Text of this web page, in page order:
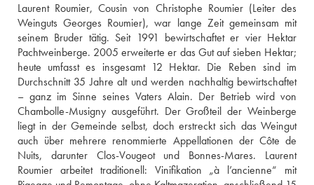
Laurent Roumier, Cousin von Christophe Roumier (Leiter des
Weinguts Georges Roumier), war lange Zeit gemeinsam mit
seinem Bruder tätig. Seit 1991 bewirtschaftet er vier Hektar
Pachtweinberge. 2005 erweiterte er das Gut auf sieben Hektar;
heute umfasst es insgesamt 12 Hektar. Die Reben sind im
Durchschnitt 35 Jahre alt und werden nachhaltig bewirtschaftet
– ganz im Sinne seines Vaters Alain. Der Betrieb wird von
Chambolle-Musigny ausgeführt. Der Großteil der Weinberge
liegt in der Gemeinde selbst, doch erstreckt sich das Weingut
auch über mehrere renommierte Appellationen der Côte de
Nuits, darunter Clos-Vougeot und Bonnes-Mares. Laurent
Roumier arbeitet traditionell: Vinifikation „à l’ancienne“ mit